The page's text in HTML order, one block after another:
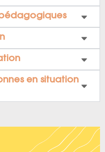
en situation